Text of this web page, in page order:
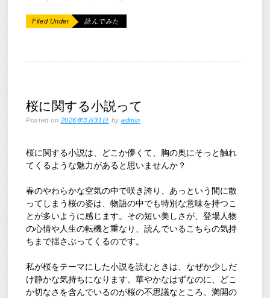
Filed Under 読んでみた
桜に関する小説って
Posted on 2026年3月31日 byadmin
桜に関する小説は、どこか儚くて、胸の奥にそっと触れ
てくるような魅力があると思いませんか？
春のやわらかな空気の中で咲き誇り、あっという間に散
ってしまう桜の姿は、物語の中でも特別な意味を持つこ
とが多いように感じます。その短い美しさが、登場人物
の心情や人生の転機と重なり、読んでいるこちらの気持
ちまで揺さぶってくるのです。
私が桜をテーマにした小説を読むときは、なぜか少しだ
け静かな気持ちになります。華やかなはずなのに、どこ
か切なさを含んでいるのが桜の不思議なところ。満開の